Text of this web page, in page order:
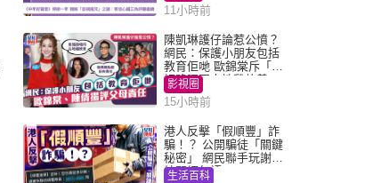
11小時前
陳凱琳護仔論惹公憤？
網民：保護小朋友包括
教育佢哋 歐錦棠斥「養
細路唔同走地雞放養」
影視圈
15小時前
港人反擊「假順豐」詐
騙！？ 公開騙徒「關鍵
秘密」 網民聯手玩謝：
練習緬甸語
生活百科